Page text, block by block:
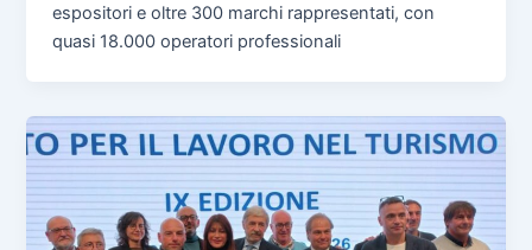
espositori e oltre 300 marchi rappresentati, con
quasi 18.000 operatori professionali